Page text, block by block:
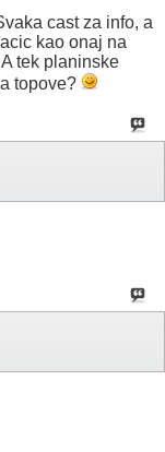
cast za info, a
kao onaj na
tek planinske
topove?